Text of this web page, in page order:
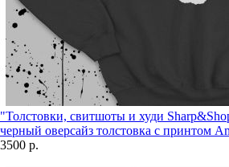
"Толстовки, свитшоты и худи
черный оверсайз толстовка с принтом
3500 р.